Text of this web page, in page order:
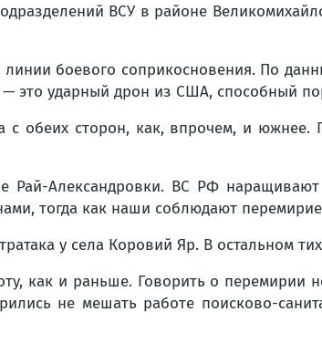
ВСУ в районе
линии боевого соприкосновения. По
это ударный дрон из США, способный
с обеих сторон, как, впрочем, и
Рай-Александровки. ВС РФ
тогда как наши соблюдают
у села Коровий Яр. В остальном
как и раньше. Говорить о перемирии
не мешать работе поисково-